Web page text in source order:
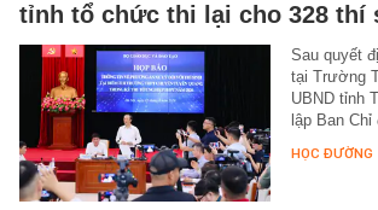
tỉnh tổ chức thi lại cho 328 thí
Sau quyết
tại Trường
UBND tỉnh
lập Ban
HỌC ĐƯỜNG